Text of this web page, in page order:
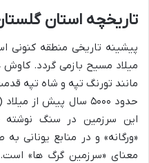
تاریخچه استان
پیشینه تاریخی منطقه کنونی
میلاد مسیح بازمی گردد.
مانند تورنگ تپه و شاه تپه
حدود ۵۰۰۰ سال پیش از
این سرزمین در سنگ
«ورگانه» و در منابع یونانی
معنای «سرزمین گرگ ها»